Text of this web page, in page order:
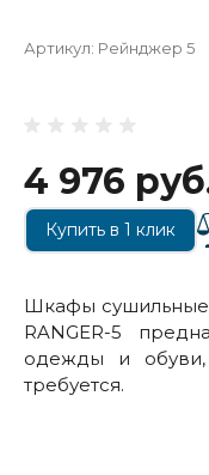
Артикул: Рейнджер 5
4 976
Купить в 1 клик
Шкафы
RANGER-5
одежды и
требуется.